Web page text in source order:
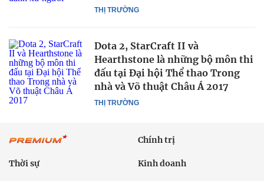
THỊ TRƯỜNG
THỊ TRƯỜNG
Dota 2, StarCraft II và
Hearthstone là những bộ môn thi
đấu tại Đại hội Thể thao Trong
nhà và Võ thuật Châu Á 2017
Chính trị
Thời sự Kinh doanh